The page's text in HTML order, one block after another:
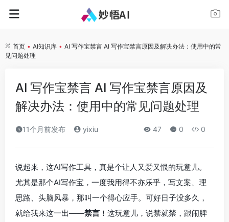
首页 • AI知识库 • AI 写作宝禁言 AI 写作宝禁言原因及解决办法：使用中的常
见问题处理
AI 写作宝禁言 AI 写作宝禁言原因及
解决办法：使用中的常见问题处理
11个月前发布 yixiu 47 0 0
说起来，这AI写作工具，真是个让人又爱又恨的玩意儿。
尤其是那个AI写作宝，一度我用得不亦乐乎，写文案、理
思路、头脑风暴，那叫一个得心应手。可好日子没多久，
就给我来这一出——禁言 ！这玩意儿，说禁就禁，跟闹脾